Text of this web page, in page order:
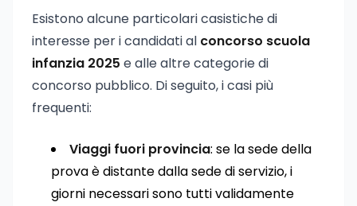
Esistono alcune particolari casistiche di
interesse per i candidati al concorso scuola
infanzia 2025 e alle altre categorie di
concorso pubblico. Di seguito, i casi più
frequenti:
Viaggi fuori provincia: se la sede della
prova è distante dalla sede di servizio, i
giorni necessari sono tutti validamente